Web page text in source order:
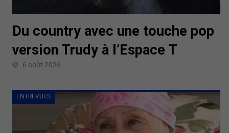
Du country avec une touche pop
version Trudy à l’Espace T
6 août 2026
ENTREVUES